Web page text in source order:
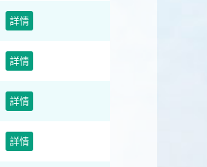
詳情
詳情
詳情
詳情